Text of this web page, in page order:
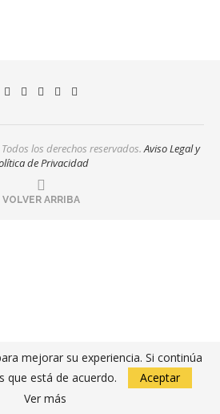
los derechos reservados.Aviso Legal y
de Privacidad
VOLVER ARRIBA
mejorar su experiencia. Si continúa
que está de acuerdo.
Aceptar
Ver más